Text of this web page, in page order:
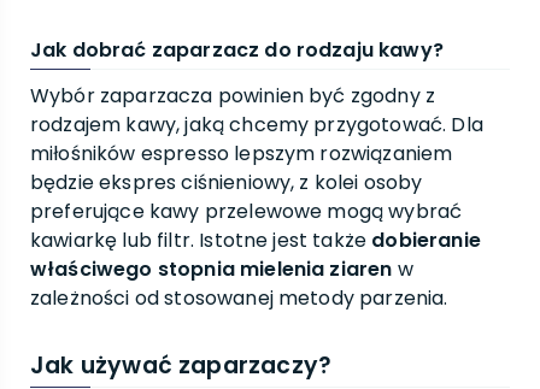
Jak dobrać zaparzacz do rodzaju kawy?
Wybór zaparzacza powinien być zgodny z
rodzajem kawy, jaką chcemy przygotować. Dla
miłośników espresso lepszym rozwiązaniem
będzie ekspres ciśnieniowy, z kolei osoby
preferujące kawy przelewowe mogą wybrać
kawiarkę lub filtr. Istotne jest także dobieranie
właściwego stopnia mielenia ziaren w
zależności od stosowanej metody parzenia.
Jak używać zaparzaczy?